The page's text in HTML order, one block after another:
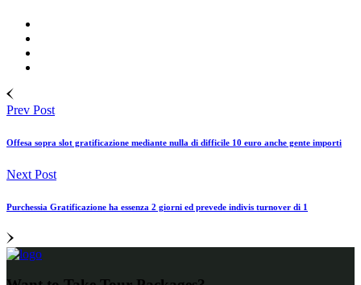
Prev Post
Offesa sopra slot gratificazione mediante nulla di difficile 10 euro anche gente importi
Next Post
Purchessia Gratificazione ha essenza 2 giorni ed prevede indivis turnover di 1